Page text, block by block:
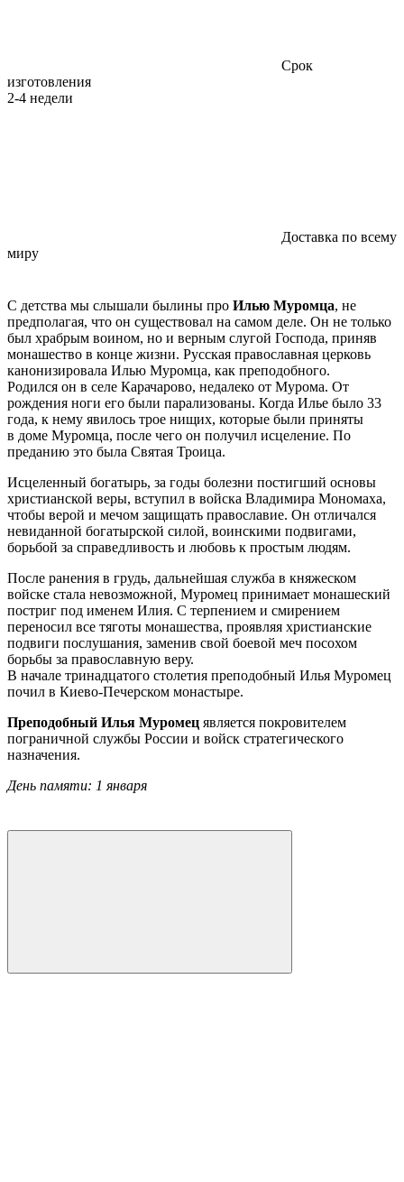
Срок
изготовления
2-4 недели
Доставка по всему
миру
С детства мы слышали былины про Илью Муромца, не
предполагая, что он существовал на самом деле. Он не только
был храбрым воином, но и верным слугой Господа, приняв
монашество в конце жизни. Русская православная церковь
канонизировала Илью Муромца, как преподобного.
Родился он в селе Карачарово, недалеко от Мурома. От
рождения ноги его были парализованы. Когда Илье было 33
года, к нему явилось трое нищих, которые были приняты
в доме Муромца, после чего он получил исцеление. По
преданию это была Святая Троица.
Исцеленный богатырь, за годы болезни постигший основы
христианской веры, вступил в войска Владимира Мономаха,
чтобы верой и мечом защищать православие. Он отличался
невиданной богатырской силой, воинскими подвигами,
борьбой за справедливость и любовь к простым людям.
После ранения в грудь, дальнейшая служба в княжеском
войске стала невозможной, Муромец принимает монашеский
постриг под именем Илия. С терпением и смирением
переносил все тяготы монашества, проявляя христианские
подвиги послушания, заменив свой боевой меч посохом
борьбы за православную веру.
В начале тринадцатого столетия преподобный Илья Муромец
почил в Киево-Печерском монастыре.
Преподобный Илья Муромец является покровителем
пограничной службы России и войск стратегического
назначения.
День памяти: 1 января